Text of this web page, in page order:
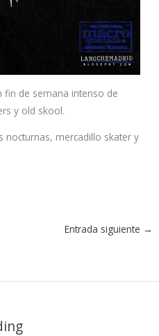
fin de semana intenso de
y old skool.
nocturnas, mercadillo skater y
Entrada siguiente →